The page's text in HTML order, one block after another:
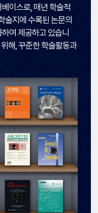
이스로, 매년 학술적
술지에 수록된 논문의
여 제공하고 있습니
해, 꾸준한 학술활동과